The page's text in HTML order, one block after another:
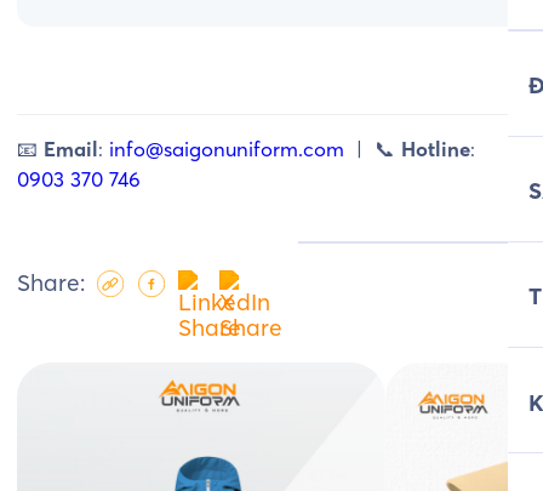
📧 Email: info@saigonuniform.com | 📞 Hotline:
0903 370 746
Share: